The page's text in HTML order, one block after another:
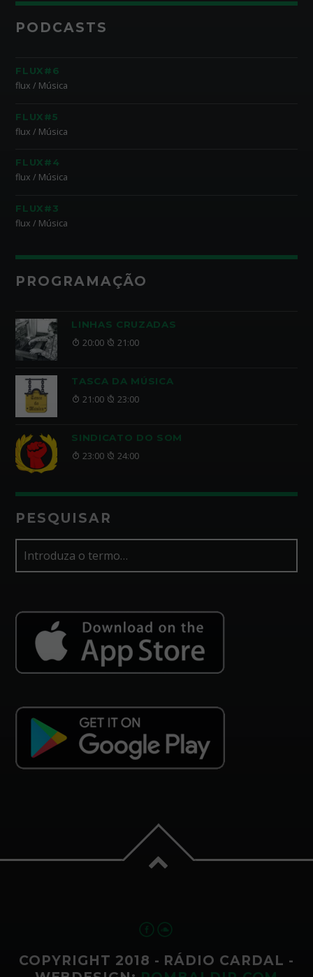
PODCASTS
FLUX#6
flux / Música
FLUX#5
flux / Música
FLUX#4
flux / Música
FLUX#3
flux / Música
PROGRAMAÇÃO
LINHAS CRUZADAS
20:00 21:00
TASCA DA MÚSICA
21:00 23:00
SINDICATO DO SOM
23:00 24:00
PESQUISAR
COPYRIGHT 2018 - RÁDIO CARDAL -